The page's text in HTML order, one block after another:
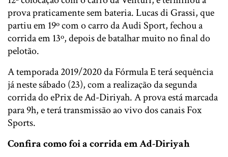
prova praticamente sem bateria. Lucas di Grassi, que
partiu em 19º com o carro da Audi Sport, fechou a
corrida em 13º, depois de batalhar muito no final do
pelotão.
A temporada 2019/2020 da Fórmula E terá sequência
já neste sábado (23), com a realização da segunda
corrida do ePrix de Ad-Diriyah. A prova está marcada
para 9h, e terá transmissão ao vivo dos canais Fox
Sports.
Confira como foi a corrida em Ad-Diriyah